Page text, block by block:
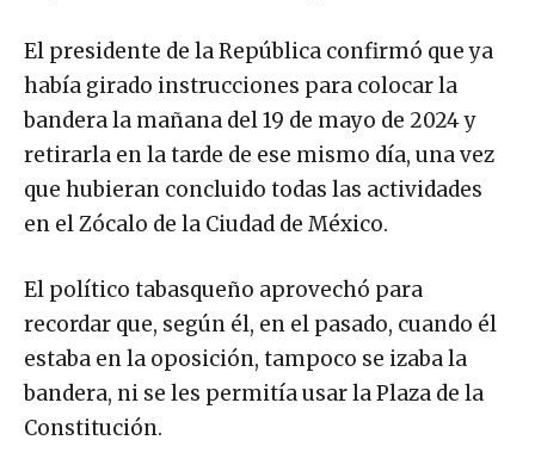
El presidente de la República confirmó que ya
había girado instrucciones para colocar la
bandera la mañana del 19 de mayo de 2024 y
retirarla en la tarde de ese mismo día, una vez
que hubieran concluido todas las actividades
en el Zócalo de la Ciudad de México.
El político tabasqueño aprovechó para
recordar que, según él, en el pasado, cuando él
estaba en la oposición, tampoco se izaba la
bandera, ni se les permitía usar la Plaza de la
Constitución.